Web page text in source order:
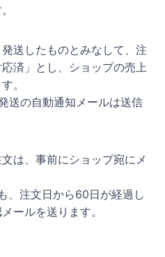
送したものとみなして、注
済」とし、ショップの売上
。
送の自動通知メールは送信
は、事前にショップ宛にメ
、注文日から60日が経過し
ールを送ります。